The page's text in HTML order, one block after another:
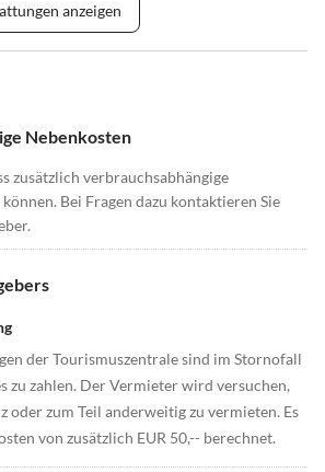
anzeigen
Nebenkosten
zusätzlich verbrauchsabhängige
Bei Fragen dazu kontaktieren Sie
der Tourismuszentrale sind im Stornofall
zu zahlen. Der Vermieter wird versuchen,
oder zum Teil anderweitig zu vermieten. Es
von zusätzlich EUR 50,-- berechnet.